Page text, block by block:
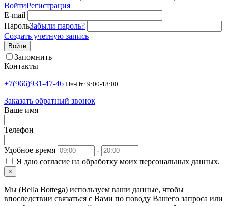
ВойтиРегистрация
E-mail
ПарольЗабыли пароль?
Создать учетную запись
Войти
Запомнить
Контакты
+7(966)931-47-46 Пн-Пт: 9:00-18:00
Заказать обратный звонок
Ваше имя
Телефон
Удобное время
-
Я даю согласие на обработку моих персональных данных.
×
Мы (Bella Bottega) используем ваши данные, чтобы
впоследствии связаться с Вами по поводу Вашего запроса или